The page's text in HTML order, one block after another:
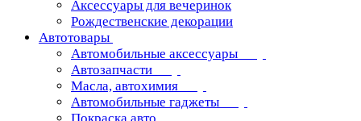
Аксессуары для вечеринок
Рождественские декорации
Автотовары
Автомобильные аксессуары
Автозапчасти
Масла, автохимия
Автомобильные гаджеты